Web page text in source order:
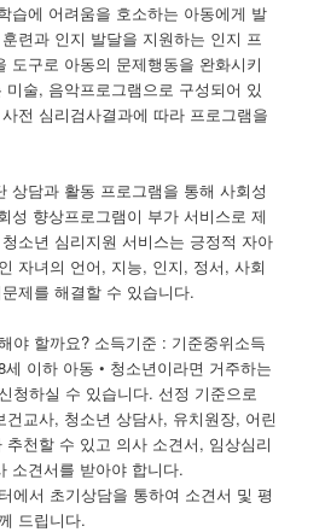
에 어려움을 호소하는 아동에게 발
련과 인지 발달을 지원하는 인지 프
구로 아동의 문제행동을 완화시키
술, 음악프로그램으로 구성되어 있
전 심리검사결과에 따라 프로그램을
상담과 활동 프로그램을 통해 사회성
성 향상프로그램이 부가 서비스로 제
소년 심리지원 서비스는 긍정적 자아
자녀의 언어, 지능, 인지, 정서, 사회
제를 해결할 수 있습니다.
야 할까요? 소득기준 : 기준중위소득
이하 아동 • 청소년이라면 거주하는
청하실 수 있습니다. 선정 기준으로
교사, 청소년 상담사, 유치원장, 어린
천할 수 있고 의사 소견서, 임상심리
소견서를 받아야 합니다.
에서 초기상담을 통하여 소견서 및 평
드립니다.